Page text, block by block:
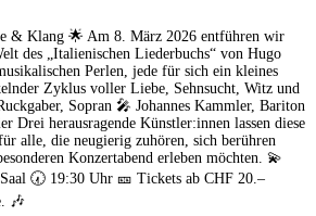
& Klang 🌟 Am 8. März 2026 entführen wir
des „Italienischen Liederbuchs“ von Hugo
Perlen, jede für sich ein kleines
Zyklus voller Liebe, Sehnsucht, Witz und
Sopran 🎤 Johannes Kammler, Bariton
Drei herausragende Künstler:innen lassen diese
alle, die neugierig zuhören, sich berühren
Konzertabend erleben möchten. 💫
🕢 19:30 Uhr 🎫 Tickets ab CHF 20.–
🎶